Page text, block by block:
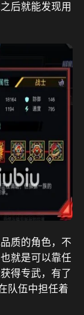
后就能发现用
质的角色，不
就是可以靠任
得专武，有了
队伍中担任着